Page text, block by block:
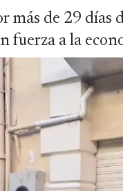
más de 29 días
fuerza a la